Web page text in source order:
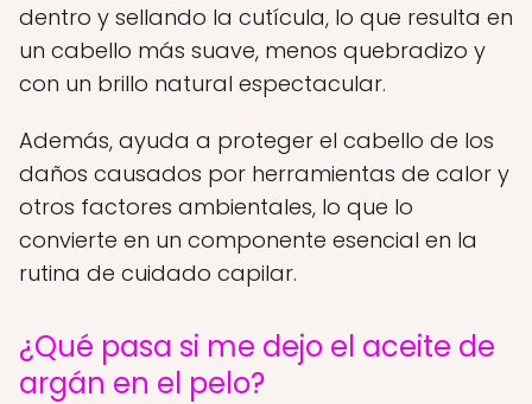
dentro y sellando la cutícula, lo que resulta en
un cabello más suave, menos quebradizo y
con un brillo natural espectacular.
Además, ayuda a proteger el cabello de los
daños causados por herramientas de calor y
otros factores ambientales, lo que lo
convierte en un componente esencial en la
rutina de cuidado capilar.
¿Qué pasa si me dejo el aceite de
argán en el pelo?